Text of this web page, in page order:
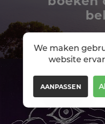
We maken
website
AANPASSEN